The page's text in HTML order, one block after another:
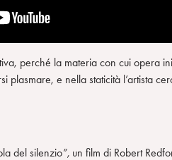
perché la materia con cui opera
plasmare, e nella staticità l’artista
del silenzio”, un film di Robert